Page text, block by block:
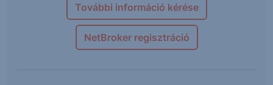
További információ kérése
NetBroker regisztráció